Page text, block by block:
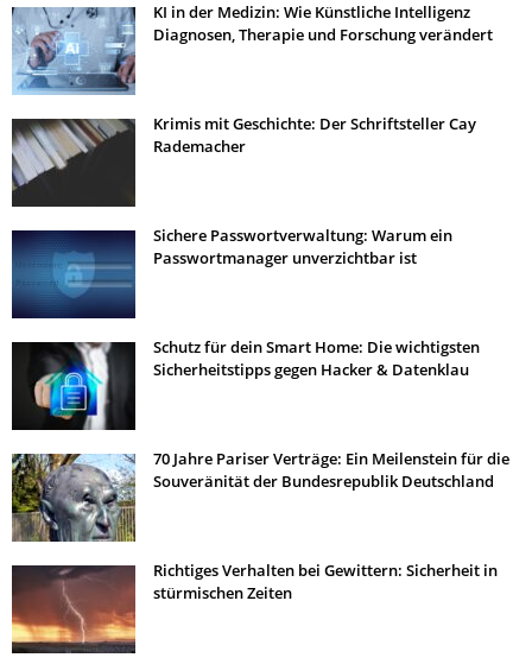
KI in der Medizin: Wie Künstliche Intelligenz
Diagnosen, Therapie und Forschung verändert
Krimis mit Geschichte: Der Schriftsteller Cay
Rademacher
Sichere Passwortverwaltung: Warum ein
Passwortmanager unverzichtbar ist
Schutz für dein Smart Home: Die wichtigsten
Sicherheitstipps gegen Hacker & Datenklau
70 Jahre Pariser Verträge: Ein Meilenstein für die
Souveränität der Bundesrepublik Deutschland
Richtiges Verhalten bei Gewittern: Sicherheit in
stürmischen Zeiten